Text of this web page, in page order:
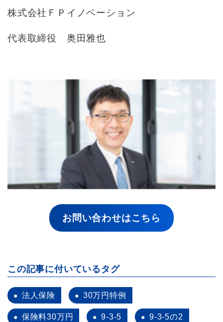
株式会社ＦＰイノベーション
代表取締役 奥田雅也
お問い合わせはこちら
この記事に付いているタグ
法人保険 30万円特例
保険料30万円 9-3-5 9-3-5の2